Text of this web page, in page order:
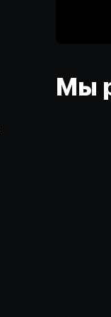
Мы